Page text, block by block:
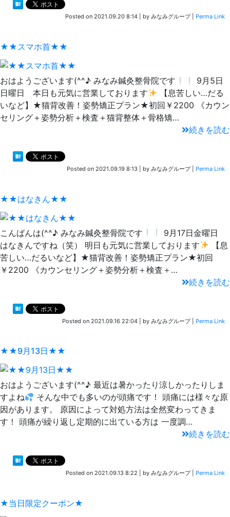
Posted on 2021.09.20 8:14 by みなみグループ| Perma Link
★★スマホ首★★
おはようございます(^^♪ みなみ鍼灸整骨院です
9月5日
日曜日 本日も元気に営業しております
【息苦しい…だる
いなど】★猫背改善！姿勢矯正プラン★初回￥2200 《カウン
セリング＋姿勢分析＋検査＋猫背整体＋骨格矯…
続きを読む
Posted on 2021.09.19 8:13 by みなみグループ| Perma Link
★★はなきん★★
こんばんは(^^♪ みなみ鍼灸整骨院です
9月17日金曜日
はなきんですね（笑） 明日も元気に営業しております
【息
苦しい…だるいなど】★猫背改善！姿勢矯正プラン★初回
￥2200 《カウンセリング＋姿勢分析＋検査＋…
続きを読む
Posted on 2021.09.16 22:04 by みなみグループ| Perma Link
★★9月13日★★
おはようございます(^^♪ 最近は暑かったり涼しかったりしま
すよね
そんな中でも多いのが頭痛です！ 頭痛には様々な原
因があります。 原因によって対処方法は全然変わってきま
す！ 頭痛が繰り返し定期的に出ている方は 一度調…
続きを読む
Posted on 2021.09.13 8:22 by みなみグループ| Perma Link
★当日限定クーポン★